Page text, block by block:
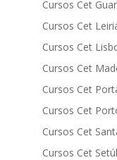
Cursos Cet
Cursos Cet
Cursos Cet
Cursos Cet
Cursos Cet
Cursos Cet
Cursos Cet
Cursos Cet